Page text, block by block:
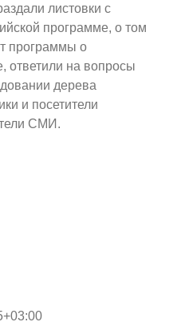
листовки с
программе, о том
программы о
ответили на вопросы
дерева
и посетители
СМИ.